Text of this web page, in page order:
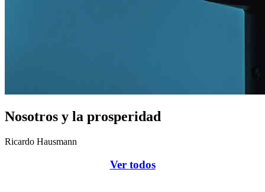
Nosotros y la prosperidad
Ricardo Hausmann
Ver todos